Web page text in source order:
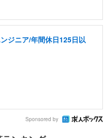
ジニア/年間休日125日以
Sponsored by